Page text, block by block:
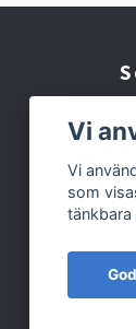
Vi
Vi
som
tänkbara